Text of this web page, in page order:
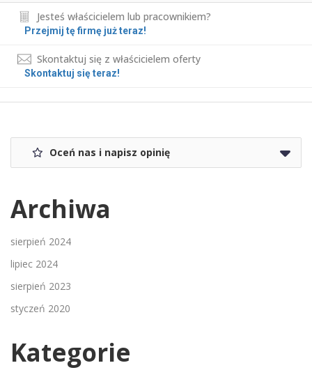
Jesteś właścicielem lub pracownikiem?
Przejmij tę firmę już teraz!
Skontaktuj się z właścicielem oferty
Skontaktuj się teraz!
Oceń nas i napisz opinię
Archiwa
sierpień 2024
lipiec 2024
sierpień 2023
styczeń 2020
Kategorie